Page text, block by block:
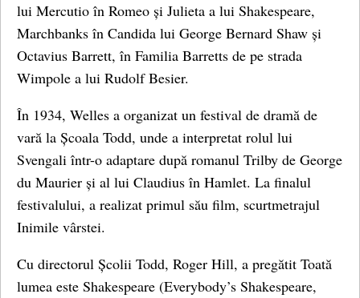
lui Mercutio în Romeo și Julieta a lui Shakespeare,
Marchbanks în Candida lui George Bernard Shaw și
Octavius ​​Barrett, în Familia Barretts de pe strada
Wimpole a lui Rudolf Besier.
În 1934, Welles a organizat un festival de dramă de
vară la Școala Todd, unde a interpretat rolul lui
Svengali într-o adaptare după romanul Trilby de George
du Maurier și al lui Claudius în Hamlet. La finalul
festivalului, a realizat primul său film, scurtmetrajul
Inimile vârstei.
Cu directorul Școlii Todd, Roger Hill, a pregătit Toată
lumea este Shakespeare (Everybody’s Shakespeare,